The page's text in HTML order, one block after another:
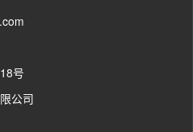
号
公司